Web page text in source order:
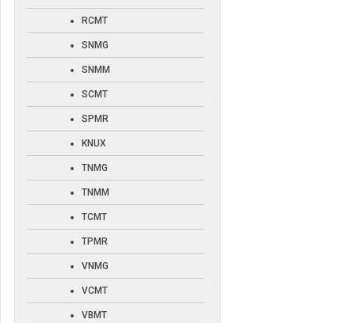
RCMT
SNMG
SNMM
SCMT
SPMR
KNUX
TNMG
TNMM
TCMT
TPMR
VNMG
VCMT
VBMT